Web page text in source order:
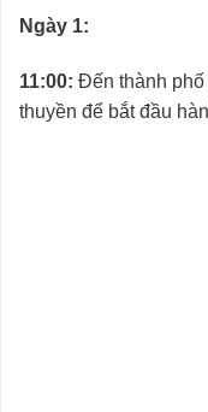
Ngày 1:
11:00: Đến thành phố
thuyền để bắt đầu